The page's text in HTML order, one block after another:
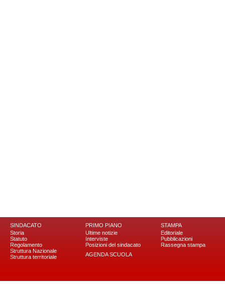
SINDACATO
Storia
Statuto
Regolamento
Struttura Nazionale
Struttura territoriale
PRIMO PIANO
Ultime notizie
Interviste
Posizioni del sindacato
AGENDA SCUOLA
STAMPA
Editoriale
Pubblicazioni
Rassegna stampa